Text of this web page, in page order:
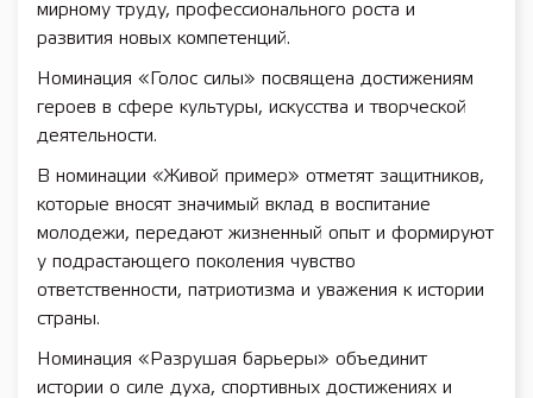
мирному труду, профессионального роста и
развития новых компетенций.
Номинация «Голос силы» посвящена достижениям
героев в сфере культуры, искусства и творческой
деятельности.
В номинации «Живой пример» отметят защитников,
которые вносят значимый вклад в воспитание
молодежи, передают жизненный опыт и формируют
у подрастающего поколения чувство
ответственности, патриотизма и уважения к истории
страны.
Номинация «Разрушая барьеры» объединит
истории о силе духа, спортивных достижениях и